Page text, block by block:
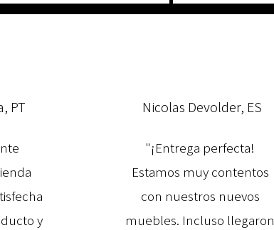
PT
y
Nicolas Devolder, ES
"¡Entrega perfecta!
Estamos muy contentos
con nuestros nuevos
muebles. Incluso llegaron